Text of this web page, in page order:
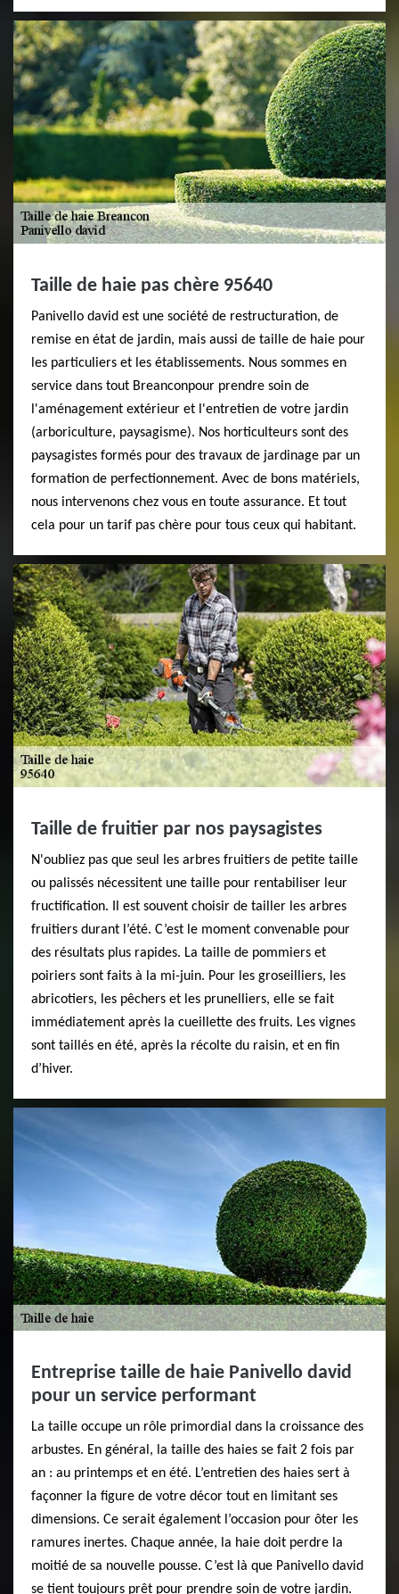
Taille de haie pas chère 95640
Panivello david est une société de restructuration, de
remise en état de jardin, mais aussi de taille de haie pour
les particuliers et les établissements. Nous sommes en
service dans tout Breanconpour prendre soin de
l'aménagement extérieur et l'entretien de votre jardin
(arboriculture, paysagisme). Nos horticulteurs sont des
paysagistes formés pour des travaux de jardinage par un
formation de perfectionnement. Avec de bons matériels,
nous intervenons chez vous en toute assurance. Et tout
cela pour un tarif pas chère pour tous ceux qui habitant.
Taille de fruitier par nos paysagistes
N'oubliez pas que seul les arbres fruitiers de petite taille
ou palissés nécessitent une taille pour rentabiliser leur
fructification. Il est souvent choisir de tailler les arbres
fruitiers durant l’été. C’est le moment convenable pour
des résultats plus rapides. La taille de pommiers et
poiriers sont faits à la mi-juin. Pour les groseilliers, les
abricotiers, les pêchers et les prunelliers, elle se fait
immédiatement après la cueillette des fruits. Les vignes
sont taillés en été, après la récolte du raisin, et en fin
d’hiver.
Entreprise taille de haie Panivello david
pour un service performant
​​La taille occupe un rôle primordial dans la croissance des
arbustes. En général, la taille des haies se fait 2 fois par
an : au printemps et en été. L’entretien des haies sert à
façonner la figure de votre décor tout en limitant ses
dimensions. Ce serait également l’occasion pour ôter les
ramures inertes. Chaque année, la haie doit perdre la
moitié de sa nouvelle pousse. C’est là que Panivello david
se tient toujours prêt pour prendre soin de votre jardin.